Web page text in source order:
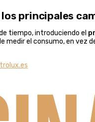
principales
tiempo, introduciendo el
medir el consumo, en vez